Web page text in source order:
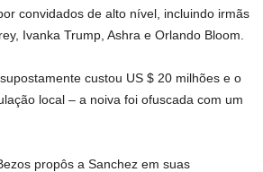
convidados de alto nível, incluindo irmãs
Ivanka Trump, Ashra e Orlando Bloom.
custou US $ 20 milhões e o
local – a noiva foi ofuscada com um
propôs a Sanchez em suas